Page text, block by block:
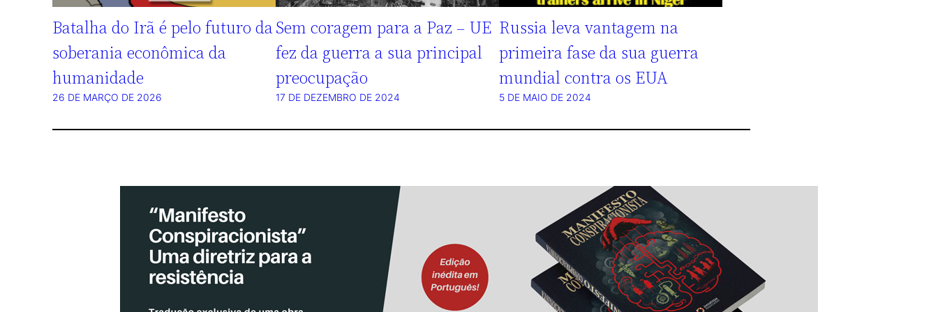
Batalha do Irã é pelo futuro da
soberania econômica da
humanidade
26 DE MARÇO DE 2026
Sem coragem para a Paz – UE
fez da guerra a sua principal
preocupação
17 DE DEZEMBRO DE 2024
Russia leva vantagem na
primeira fase da sua guerra
mundial contra os EUA
5 DE MAIO DE 2024